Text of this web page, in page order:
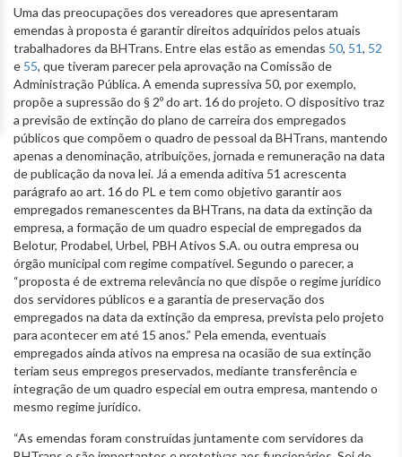
Uma das preocupações dos vereadores que apresentaram
emendas à proposta é garantir direitos adquiridos pelos atuais
trabalhadores da BHTrans. Entre elas estão as emendas 50, 51, 52
e 55, que tiveram parecer pela aprovação na Comissão de
Administração Pública. A emenda supressiva 50, por exemplo,
propõe a supressão do § 2º do art. 16 do projeto. O dispositivo traz
a previsão de extinção do plano de carreira dos empregados
públicos que compõem o quadro de pessoal da BHTrans, mantendo
apenas a denominação, atribuições, jornada e remuneração na data
de publicação da nova lei. Já a emenda aditiva 51 acrescenta
parágrafo ao art. 16 do PL e tem como objetivo garantir aos
empregados remanescentes da BHTrans, na data da extinção da
empresa, a formação de um quadro especial de empregados da
Belotur, Prodabel, Urbel, PBH Ativos S.A. ou outra empresa ou
órgão municipal com regime compatível. Segundo o parecer, a
“proposta é de extrema relevância no que dispõe o regime jurídico
dos servidores públicos e a garantia de preservação dos
empregados na data da extinção da empresa, prevista pelo projeto
para acontecer em até 15 anos.” Pela emenda, eventuais
empregados ainda ativos na empresa na ocasião de sua extinção
teriam seus empregos preservados, mediante transferência e
integração de um quadro especial em outra empresa, mantendo o
mesmo regime jurídico.
“As emendas foram construídas juntamente com servidores da